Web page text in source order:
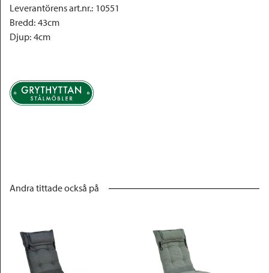
Leverantörens art.nr.: 10551
Bredd: 43cm
Djup: 4cm
Andra tittade också på